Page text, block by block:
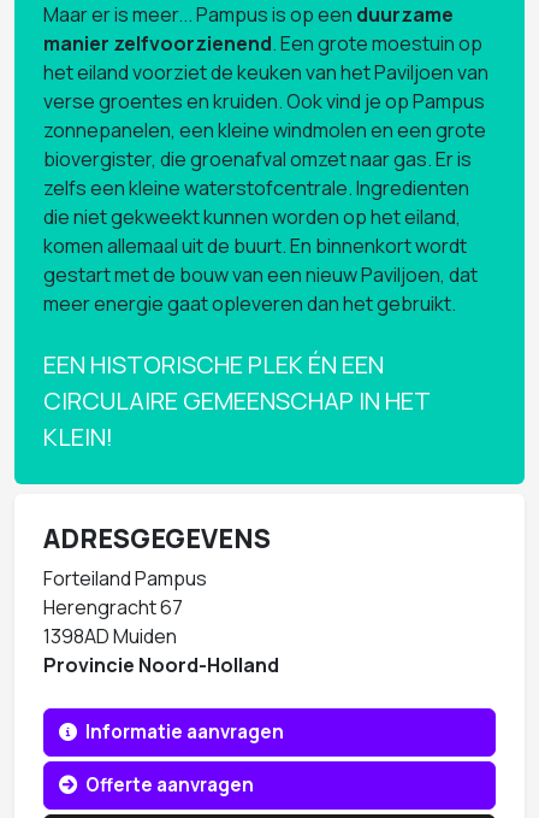
Maar er is meer... Pampus is op een duurzame
manier zelfvoorzienend. Een grote moestuin op
het eiland voorziet de keuken van het Paviljoen van
verse groentes en kruiden. Ook vind je op Pampus
zonnepanelen, een kleine windmolen en een grote
biovergister, die groenafval omzet naar gas. Er is
zelfs een kleine waterstofcentrale. Ingredienten
die niet gekweekt kunnen worden op het eiland,
komen allemaal uit de buurt. En binnenkort wordt
gestart met de bouw van een nieuw Paviljoen, dat
meer energie gaat opleveren dan het gebruikt.
EEN HISTORISCHE PLEK ÉN EEN
CIRCULAIRE GEMEENSCHAP IN HET
KLEIN!
ADRESGEGEVENS
Forteiland Pampus
Herengracht 67
1398AD Muiden
Provincie Noord-Holland
Informatie aanvragen
Offerte aanvragen